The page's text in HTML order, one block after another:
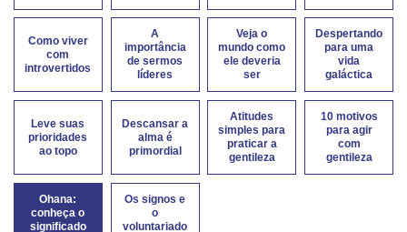
Como viver
com
introvertidos
A
importância
de sermos
líderes
Veja o
mundo como
ele deveria
ser
Despertando
para uma
vida
galáctica
Leve suas
prioridades
ao topo
Descansar a
alma é
primordial
Atitudes
simples para
praticar a
gentileza
10 motivos
para agir
com
gentileza
Ohana:
conheça o
significado
Os signos e
o
voluntariado